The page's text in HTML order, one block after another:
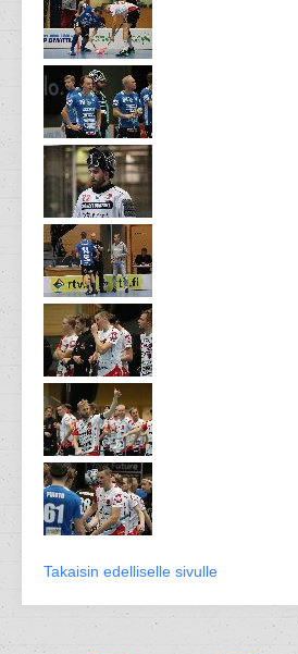
Takaisin edelliselle sivulle